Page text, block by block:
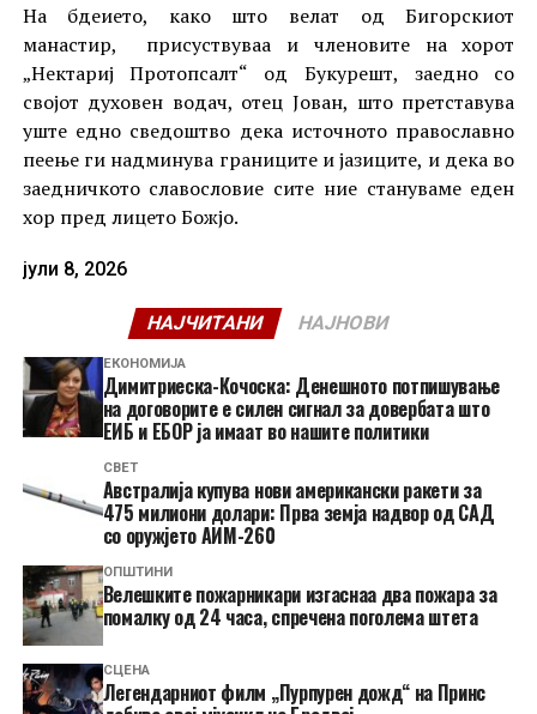
На бдеието, како што велат од Бигорскиот
манастир, присуствуваа и членовите на хорот
„Нектариј Протопсалт“ од Букурешт, заедно со
својот духовен водач, отец Јован, што претставува
уште едно сведоштво дека источното православно
пеење ги надминува границите и јазиците, и дека во
заедничкото славословие сите ние стануваме еден
хор пред лицето Божјо.
јули 8, 2026
НАЈЧИТАНИ НАЈНОВИ
ЕКОНОМИЈА
Димитриеска-Кочоска: Денешното потпишување
на договорите е силен сигнал за довербата што
ЕИБ и ЕБОР ја имаат во нашите политики
СВЕТ
Австралија купува нови американски ракети за
475 милиони долари: Прва земја надвор од САД
со оружјето АИМ-260
ОПШТИНИ
Велешките пожарникари изгаснаа два пожара за
помалку од 24 часа, спречена поголема штета
СЦЕНА
Легендарниот филм „Пурпурен дожд“ на Принс